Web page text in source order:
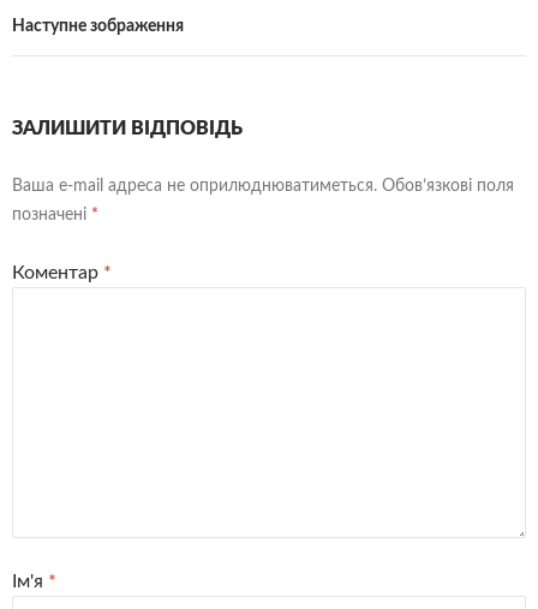
Наступне зображення
ЗАЛИШИТИ ВІДПОВІДЬ
Ваша e-mail адреса не оприлюднюватиметься. Обов’язкові поля
позначені *
Коментар *
Ім'я *